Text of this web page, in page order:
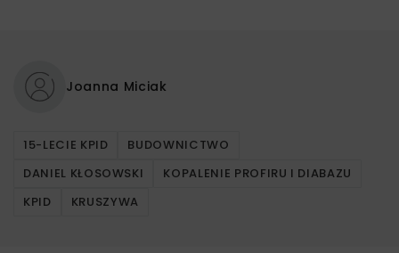
Joanna Miciak
15-LECIE KPID
BUDOWNICTWO
DANIEL KŁOSOWSKI
KOPALENIE PROFIRU I DIABAZU
KPID
KRUSZYWA